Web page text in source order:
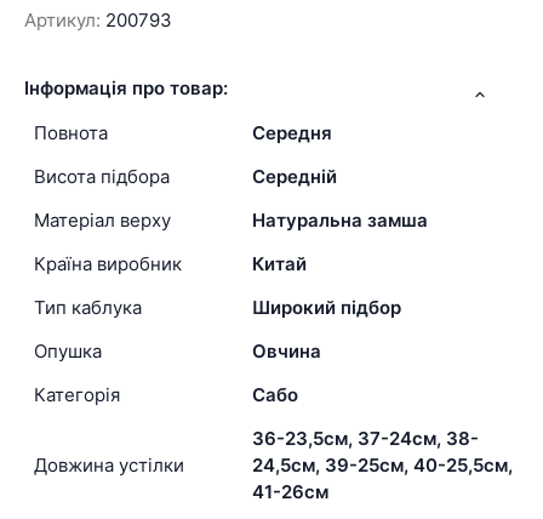
Артикул: 200793
Інформація про товар:
Повнота
Середня
Висота підбора
Середній
Матеріал верху
Натуральна замша
Країна виробник
Китай
Тип каблука
Широкий підбор
Опушка
Овчина
Категорія
Сабо
Довжина устілки
36-23,5см, 37-24см, 38-
24,5см, 39-25см, 40-25,5см,
41-26см